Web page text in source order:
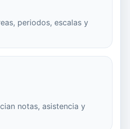
periodos, escalas y
notas, asistencia y